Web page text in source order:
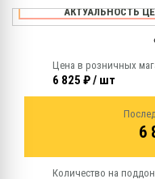
АКТУАЛЬНОСТЬ
Цена в розничных
6 825 ₽ / шт
6
Количество на